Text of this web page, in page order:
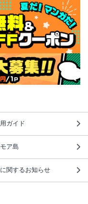
ガイド
ア島
関するお知らせ